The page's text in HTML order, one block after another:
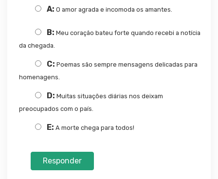
A: O amor agrada e incomoda os amantes.
B: Meu coração bateu forte quando recebi a notícia
da chegada.
C: Poemas são sempre mensagens delicadas para
homenagens.
D: Muitas situações diárias nos deixam
preocupados com o país.
E: A morte chega para todos!
Responder